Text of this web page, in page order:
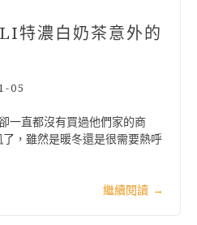
特濃白奶茶意外的
05
一直都沒有買過他們家的商
，雖然是暖冬還是很需要熱呼
繼續閱讀 →